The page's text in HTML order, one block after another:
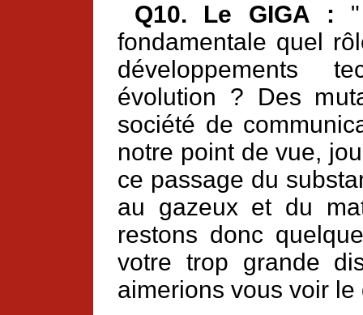
Q10. Le GIGA : "
fondamentale quel
développements
évolution ? Des
société de
notre point de vue,
ce passage du
au gazeux et du
restons donc
votre trop grande
aimerions vous voir le